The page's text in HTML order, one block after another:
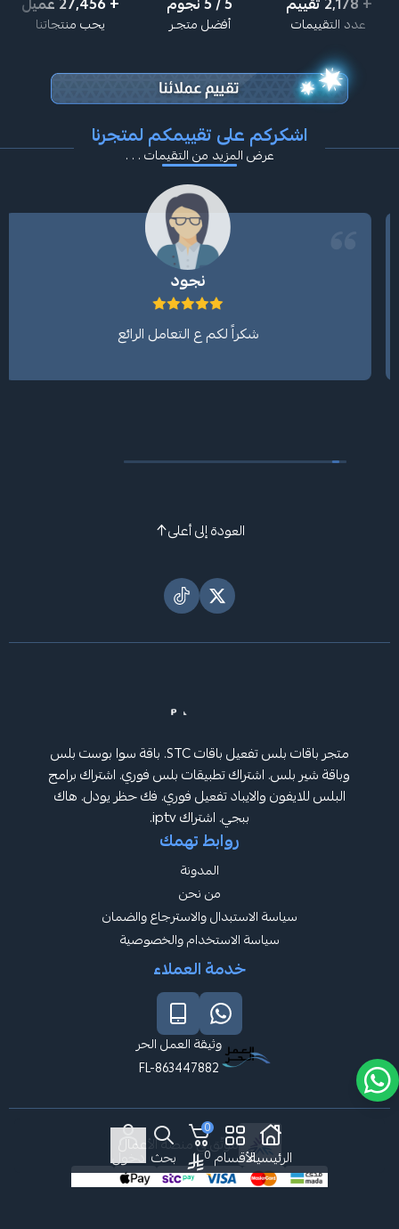
الرئيسيةالأقسام
0
0 بحث دخول
عدد التقييمات أفضل متجـر يحب منتجاتنا
اشكركم على تقييمكم لمتجرنا
عرض المزيد من التقيمات . . .
نجود
شكراً لكم ع التعامل الرائع
العودة إلى أعلى
متجر باقات بلس تفعيل باقات STC. باقة سوا بوست بلس
وباقة شير بلس. اشتراك تطبيقات بلس فوري. اشتراك برامج
البلس للايفون والايباد تفعيل فوري. فك حظر يودل. هاك
ببجي. اشتراك iptv.
روابط تهمك
المدونة
من نحن
سياسة الاستبدال والاسترجاع والضمان
سياسة الاستخدام والخصوصية
خدمة العملاء
وثيقة العمل الحر
FL-863447882
موثّق في منصة الأعمال